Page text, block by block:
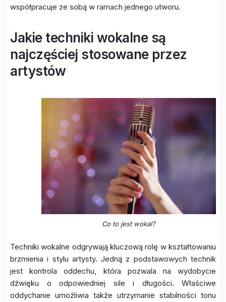
współpracuje ze sobą w ramach jednego utworu.
Jakie techniki wokalne są
najczęściej stosowane przez
artystów
Co to jest wokal?
Techniki wokalne odgrywają kluczową rolę w kształtowaniu
brzmienia i stylu artysty. Jedną z podstawowych technik
jest kontrola oddechu, która pozwala na wydobycie
dźwięku o odpowiedniej sile i długości. Właściwe
oddychanie umożliwia także utrzymanie stabilności tonu